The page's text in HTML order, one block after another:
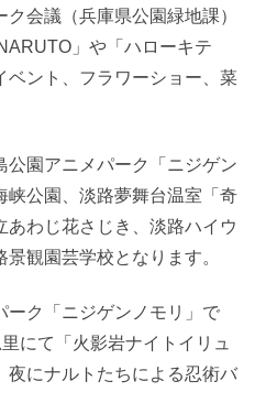
会議（兵庫県公園緑地課）
」や「ハローキテ
ベント、フラワーショー、菜
園アニメパーク「ニジゲン
峡公園、淡路夢舞台温室「奇
わじ花さじき、淡路ハイウ
観園芸学校となります。
ーク「ニジゲンノモリ」で
にて「火影岩ナイトイリュ
夜にナルトたちによる忍術バ